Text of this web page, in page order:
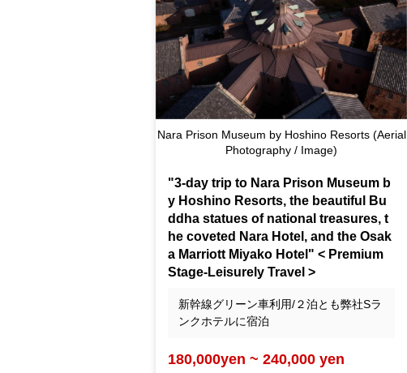
Nara Prison Museum by Hoshino Resorts (Aerial
Photography / Image)
"3-day trip to Nara Prison Museum b
y Hoshino Resorts, the beautiful Bu
ddha statues of national treasures, t
he coveted Nara Hotel, and the Osak
a Marriott Miyako Hotel" < Premium
Stage-Leisurely Travel >
新幹線グリーン車利用/２泊とも弊社Sラ
ンクホテルに宿泊
180,000yen ~ 240,000 yen